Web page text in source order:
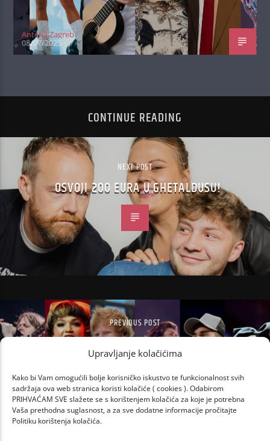
Upravljanje kolačićima
Kako bi Vam omogućili bolje korisničko iskustvo te funkcionalnost svih
sadržaja ova web stranica koristi kolačiće ( cookies ). Odabirom
PRIHVAĆAM SVE slažete se s korištenjem kolačića za koje je potrebna
Vaša prethodna suglasnost, a za sve dodatne informacije pročitajte
Politiku korištenja kolačića.
Antena Zagreb
08/07/2025
CONTINUE READING
NEXT POST
OSVOJI 200 EURA U GHETALDUSU!
PREVIOUS POST
RECI NAM ŠTO TI SE SLUŠA I OSVOJI 200
EURA U DM-U!